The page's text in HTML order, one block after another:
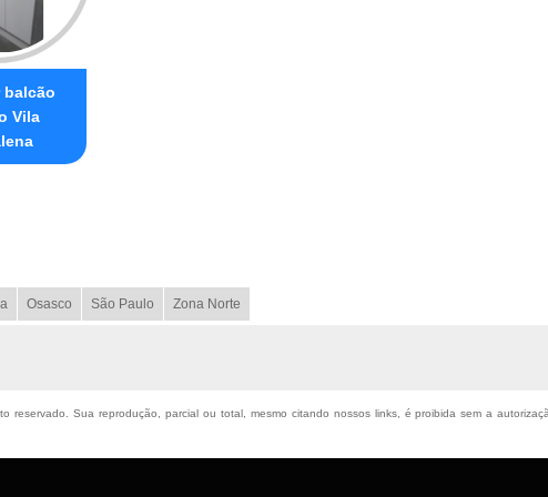
balcão
Vila
Osasco São Paulo Zona Norte
reservado. Sua reprodução, parcial ou total, mesmo citando nossos links, é proibida sem a